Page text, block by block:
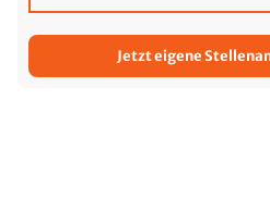
Jetzt eigene